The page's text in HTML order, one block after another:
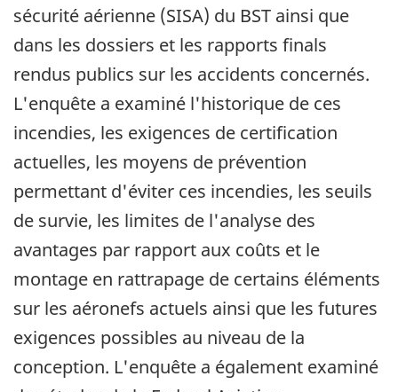
sécurité aérienne (SISA) du BST ainsi que
dans les dossiers et les rapports finals
rendus publics sur les accidents concernés.
L'enquête a examiné l'historique de ces
incendies, les exigences de certification
actuelles, les moyens de prévention
permettant d'éviter ces incendies, les seuils
de survie, les limites de l'analyse des
avantages par rapport aux coûts et le
montage en rattrapage de certains éléments
sur les aéronefs actuels ainsi que les futures
exigences possibles au niveau de la
conception. L'enquête a également examiné